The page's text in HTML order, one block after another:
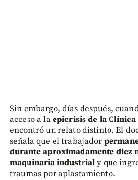
Sin embargo, días después,
acceso a laepicrisis de la Clínica
encontró un relato distinto. El
señala que el trabajador
durante aproximadamente diez
maquinaria industrialy que
traumas por aplastamiento.